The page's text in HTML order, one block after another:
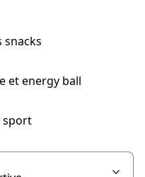
et energy ball
sport